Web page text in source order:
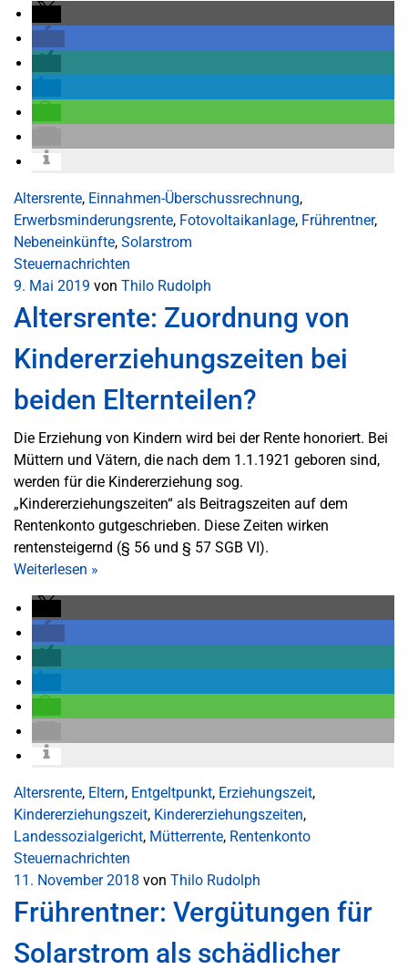
Altersrente, Einnahmen-Überschussrechnung,
Erwerbsminderungsrente, Fotovoltaikanlage, Frührentner,
Nebeneinkünfte, Solarstrom
Steuernachrichten
9. Mai 2019 von Thilo Rudolph
Altersrente: Zuordnung von
Kindererziehungszeiten bei
beiden Elternteilen?
Die Erziehung von Kindern wird bei der Rente honoriert. Bei
Müttern und Vätern, die nach dem 1.1.1921 geboren sind,
werden für die Kindererziehung sog.
„Kindererziehungszeiten“ als Beitragszeiten auf dem
Rentenkonto gutgeschrieben. Diese Zeiten wirken
rentensteigernd (§ 56 und § 57 SGB VI).
Weiterlesen »
Altersrente, Eltern, Entgeltpunkt, Erziehungszeit,
Kindererziehungszeit, Kindererziehungszeiten,
Landessozialgericht, Mütterrente, Rentenkonto
Steuernachrichten
11. November 2018 von Thilo Rudolph
Frührentner: Vergütungen für
Solarstrom als schädlicher